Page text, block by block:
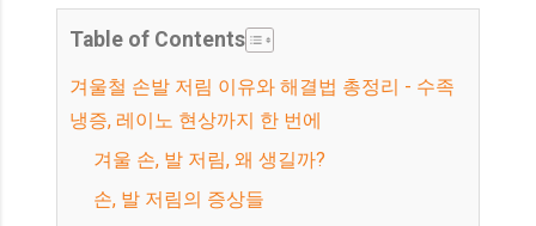
Table of Contents
겨울철 손발 저림 이유와 해결법 총정리 - 수족
냉증, 레이노 현상까지 한 번에
겨울 손, 발 저림, 왜 생길까?
손, 발 저림의 증상들